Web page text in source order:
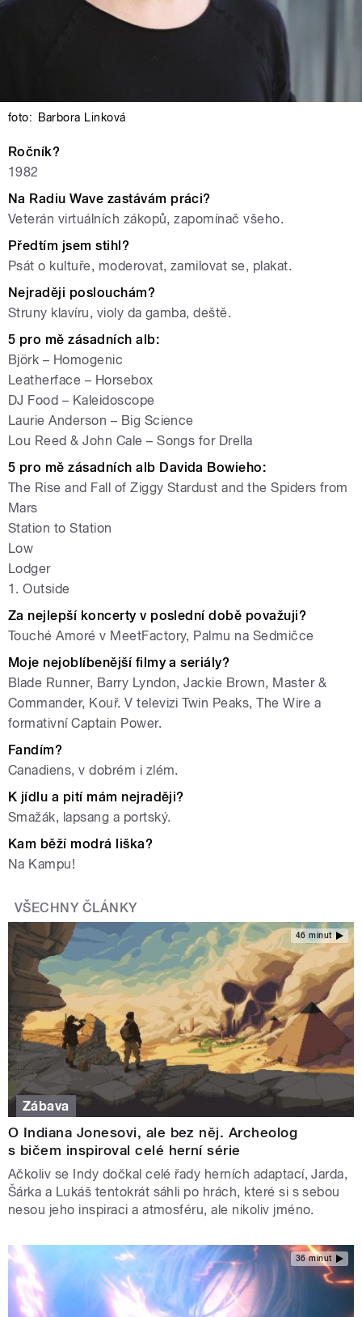
foto: Barbora Linková
Ročník?
1982
Na Radiu Wave zastávám práci?
Veterán virtuálních zákopů, zapomínač všeho.
Předtím jsem stihl?
Psát o kultuře, moderovat, zamilovat se, plakat.
Nejraději poslouchám?
Struny klavíru, violy da gamba, deště.
5 pro mě zásadních alb:
Björk – Homogenic
Leatherface – Horsebox
DJ Food – Kaleidoscope
Laurie Anderson – Big Science
Lou Reed & John Cale – Songs for Drella
5 pro mě zásadních alb Davida Bowieho:
The Rise and Fall of Ziggy Stardust and the Spiders from
Mars
Station to Station
Low
Lodger
1. Outside
Za nejlepší koncerty v poslední době považuji?
Touché Amoré v MeetFactory, Palmu na Sedmičce
Moje nejoblíbenější filmy a seriá ly?
Blade Runner, Barry Lyndon, Jackie Brown, Master &
Commander, Kouř. V televizi Twin Peaks, The Wire a
formativní Captain Power.
Fandím?
Canadiens, v dobrém i zlém.
K jídlu a pití mám nejraději?
Smažák, lapsang a portský.
Kam běží modrá liška?
Na Kampu!
VŠECHNY ČLÁNKY
46 minut
Zábava
O Indiana Jonesovi, ale bez něj. Archeolog
s bičem inspiroval celé herní série
Ačkoliv se Indy dočkal celé řady herních adaptací, Jarda,
Šárka a Lukáš tentokrát sáhli po hrách, které si s sebou
nesou jeho inspiraci a atmosféru, ale nikoliv jméno.
36 minut